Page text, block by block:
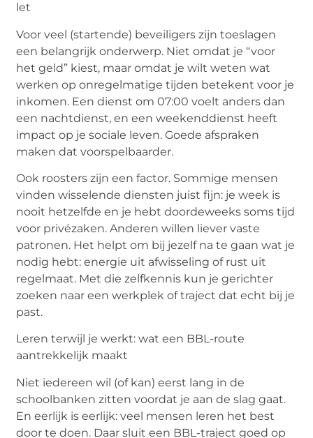
let
Voor veel (startende) beveiligers zijn toeslagen
een belangrijk onderwerp. Niet omdat je “voor
het geld” kiest, maar omdat je wilt weten wat
werken op onregelmatige tijden betekent voor je
inkomen. Een dienst om 07:00 voelt anders dan
een nachtdienst, en een weekenddienst heeft
impact op je sociale leven. Goede afspraken
maken dat voorspelbaarder.
Ook roosters zijn een factor. Sommige mensen
vinden wisselende diensten juist fijn: je week is
nooit hetzelfde en je hebt doordeweeks soms tijd
voor privézaken. Anderen willen liever vaste
patronen. Het helpt om bij jezelf na te gaan wat je
nodig hebt: energie uit afwisseling of rust uit
regelmaat. Met die zelfkennis kun je gerichter
zoeken naar een werkplek of traject dat echt bij je
past.
Leren terwijl je werkt: wat een BBL-route
aantrekkelijk maakt
Niet iedereen wil (of kan) eerst lang in de
schoolbanken zitten voordat je aan de slag gaat.
En eerlijk is eerlijk: veel mensen leren het best
door te doen. Daar sluit een BBL-traject goed op